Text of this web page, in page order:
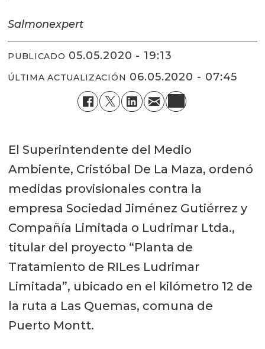
Salmonexpert
PUBLICADO 05.05.2020 - 19:13
ÚLTIMA ACTUALIZACIÓN 06.05.2020 - 07:45
El Superintendente del Medio
Ambiente, Cristóbal De La Maza, ordenó
medidas provisionales contra la
empresa Sociedad Jiménez Gutiérrez y
Compañía Limitada o Ludrimar Ltda.,
titular del proyecto “Planta de
Tratamiento de RILes Ludrimar
Limitada”, ubicado en el kilómetro 12 de
la ruta a Las Quemas, comuna de
Puerto Montt.